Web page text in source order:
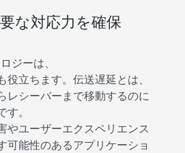
な対応力を確保
ジーは、
立ちます。伝送遅延とは、
レシーバーまで移動するのに
。
やユーザーエクスペリエンス
可能性のあるアプリケーショ